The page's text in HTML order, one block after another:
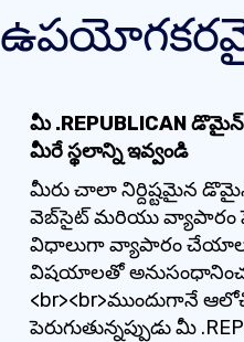
మీ .REPUBLICAN
మీరే స్థలాన్ని ఇవ్వండి
మీరు చాలా నిర్దిష్టమైన
వెబ్‌సైట్ మరియు వ్యాపారం
విధాలుగా వ్యాపారం
విషయాలతో
<br><br>ముందుగానే
పెరుగుతున్నప్పుడు మీ